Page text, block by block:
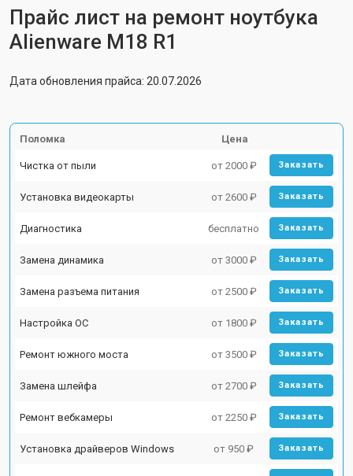
Прайс лист на ремонт ноутбука
Alienware M18 R1
Дата обновления прайса: 20.07.2026
Поломка Цена
Чистка от пыли от 2000 ₽ Заказать
Установка видеокарты от 2600 ₽ Заказать
Диагностика бесплатно Заказать
Замена динамика от 3000 ₽ Заказать
Замена разъема питания от 2500 ₽ Заказать
Настройка ОС от 1800 ₽ Заказать
Ремонт южного моста от 3500 ₽ Заказать
Замена шлейфа от 2700 ₽ Заказать
Ремонт вебкамеры от 2250 ₽ Заказать
Установка драйверов Windows от 950 ₽ Заказать